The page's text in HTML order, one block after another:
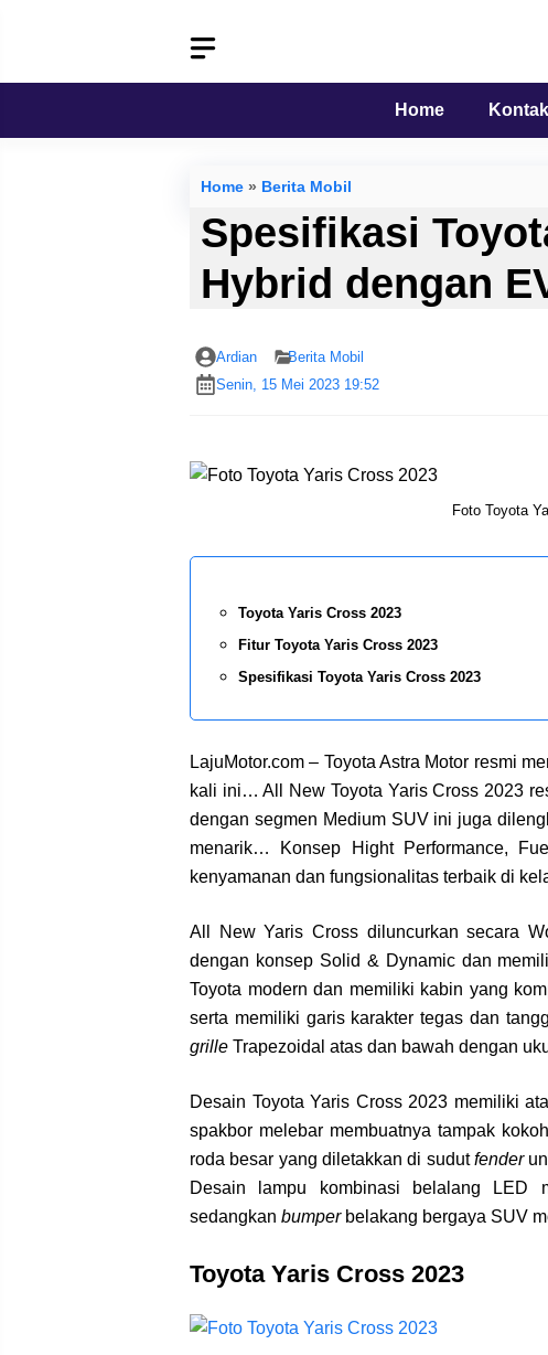
Home Kontak
Home » Berita Mobil
Spesifikasi
Hybrid dengan
Ardian
Berita Mobil
Senin, 15 Mei 2023 19:52
Foto Toyota
Toyota Yaris Cross 2023
Fitur Toyota Yaris Cross 2023
Spesifikasi Toyota Yaris Cross 2023
LajuMotor.com – Toyota Astra Motor resmi
kali ini… All New Toyota Yaris Cross 2023
dengan segmen Medium SUV ini juga
menarik… Konsep Hight Performance,
kenyamanan dan fungsionalitas terbaik di
All New Yaris Cross diluncurkan secara
dengan konsep Solid & Dynamic dan
Toyota modern dan memiliki kabin yang
serta memiliki garis karakter tegas dan
grille Trapezoidal atas dan bawah dengan
Desain Toyota Yaris Cross 2023 memiliki
spakbor melebar membuatnya tampak
roda besar yang diletakkan di sudutfender
Desain lampu kombinasi belalang LED
sedangkan bumperbelakang bergaya SUV
Toyota Yaris Cross 2023